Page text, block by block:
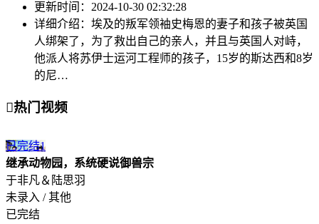
更新时间： 2024-10-30 02:32:28
详细介绍： 埃及的叛军领袖史梅恩的妻子和孩子被英国
人绑架了，为了救出自己的亲人，并且与英国人对峙，
他派人将苏伊士运河工程师的孩子，15岁的斯达西和8岁
的尼…
热门视频
已完结1
继承动物园，系统硬说御兽宗
于非凡＆陆思羽
未录入 / 其他
已完结